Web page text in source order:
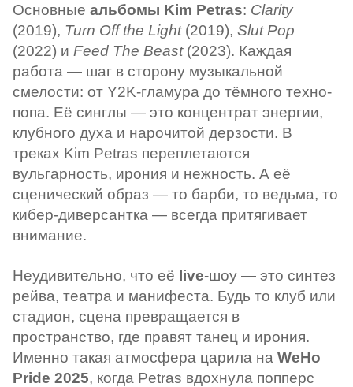
Основные альбомы Kim Petras: Clarity
(2019), Turn Off the Light(2019), Slut Pop
(2022) и Feed The Beast(2023). Каждая
работа — шаг в сторону музыкальной
смелости: от Y2K-гламура до тёмного техно-
попа. Её синглы — это концентрат энергии,
клубного духа и нарочитой дерзости. В
треках Kim Petras переплетаются
вульгарность, ирония и нежность. А её
сценический образ — то барби, то ведьма, то
кибер-диверсантка — всегда притягивает
внимание.
Неудивительно, что её live-шоу — это синтез
рейва, театра и манифеста. Будь то клуб или
стадион, сцена превращается в
пространство, где правят танец и ирония.
Именно такая атмосфера царила на WeHo
Pride 2025, когда Petras вдохнула попперс